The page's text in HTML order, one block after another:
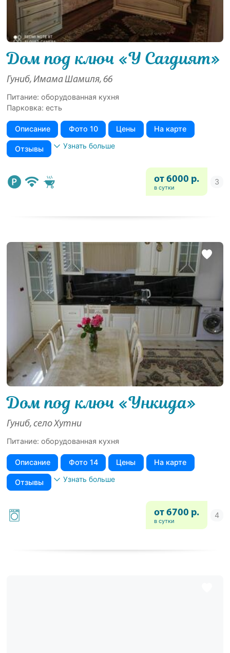
Дом под ключ «У Сагдият»
Гуниб, Имама Шамиля, 66
Питание: оборудованная кухня
Парковка: есть
Описание Фото 10 Цены На карте
Отзывы Узнать больше
от 6000 р.
в сутки
Дом под ключ «Ункида»
Гуниб, село Хутни
Питание: оборудованная кухня
Описание Фото 14 Цены На карте
Отзывы Узнать больше
от 6700 р.
в сутки